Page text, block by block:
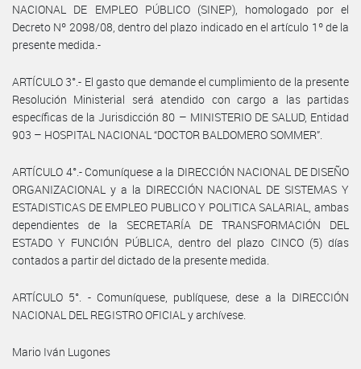
NACIONAL DE EMPLEO PÚBLICO (SINEP), homologado por el
Decreto Nº 2098/08, dentro del plazo indicado en el artículo 1º de la
presente medida.-
ARTÍCULO 3°.- El gasto que demande el cumplimiento de la presente
Resolución Ministerial será atendido con cargo a las partidas
específicas de la Jurisdicción 80 – MINISTERIO DE SALUD, Entidad
903 – HOSPITAL NACIONAL “DOCTOR BALDOMERO SOMMER”.
ARTÍCULO 4°.- Comuníquese a la DIRECCIÓN NACIONAL DE DISEÑO
ORGANIZACIONAL y a la DIRECCIÓN NACIONAL DE SISTEMAS Y
ESTADISTICAS DE EMPLEO PUBLICO Y POLITICA SALARIAL, ambas
dependientes de la SECRETARÍA DE TRANSFORMACIÓN DEL
ESTADO Y FUNCIÓN PÚBLICA, dentro del plazo CINCO (5) días
contados a partir del dictado de la presente medida.
ARTÍCULO 5°. - Comuníquese, publíquese, dese a la DIRECCIÓN
NACIONAL DEL REGISTRO OFICIAL y archívese.
Mario Iván Lugones